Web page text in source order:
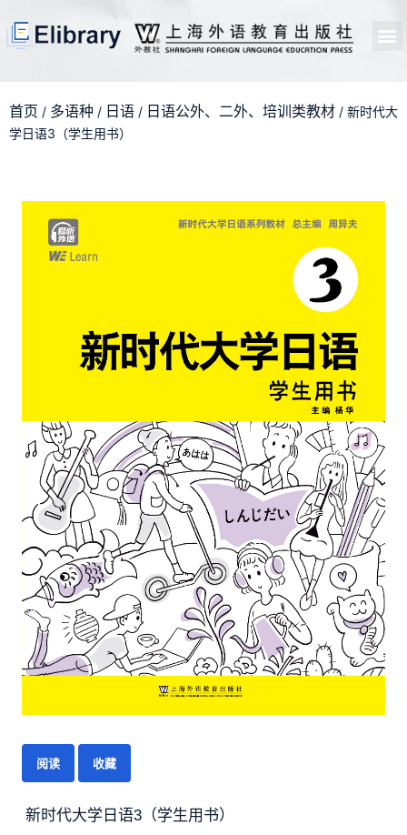
首页 / 多语种 / 日语 / 日语公外、二外、培训类教材 / 新时代大
学日语3（学生用书）
阅读 收藏
新时代大学日语3（学生用书）